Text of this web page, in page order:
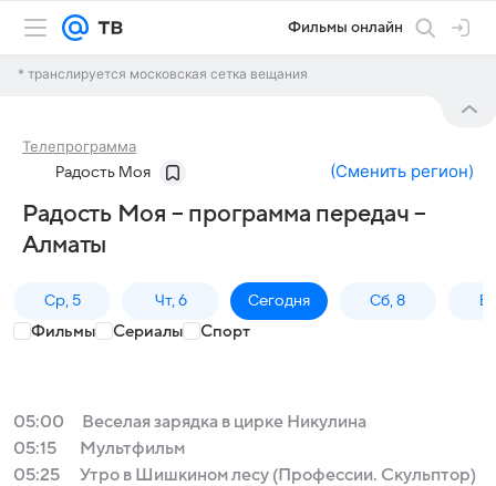
Фильмы онлайн
* транслируется московская сетка вещания
Телепрограмма
Радость Моя (Сменить регион)
Радость Моя – программа передач –
Алматы
Ср, 5 Чт, 6 Сегодня Сб, 8
Фильмы Сериалы Спорт
05:00
Веселая зарядка в цирке Никулина
05:15
Мультфильм
05:25
Утро в Шишкином лесу (Профессии. Скульптор)